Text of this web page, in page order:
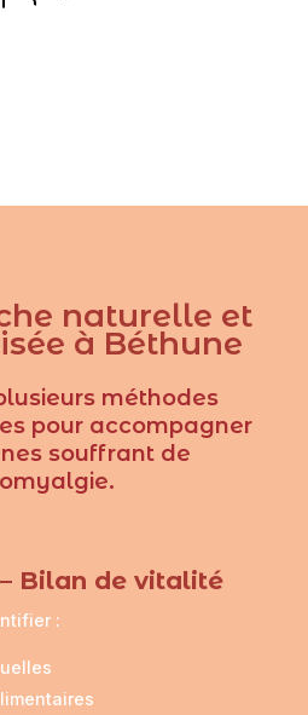
naturelle et
à Béthune
méthodes
pour accompagner
souffrant de
Bilan de vitalité
: